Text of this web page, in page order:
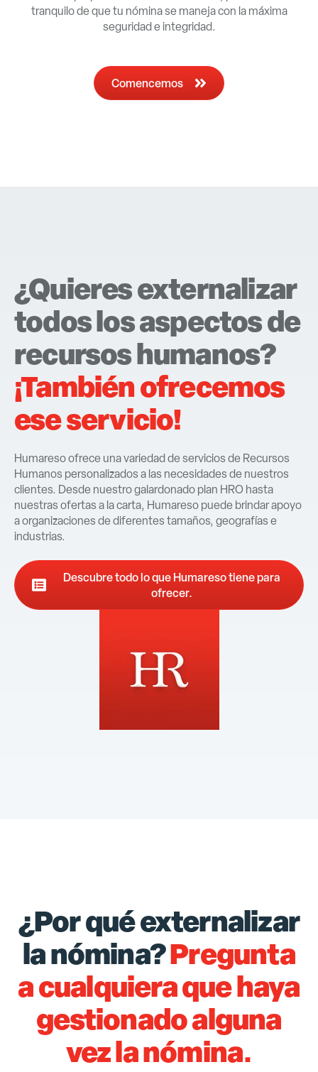
tranquilo de que tu nómina se maneja con la máxima
seguridad e integridad.
Comencemos
¿Quieres externalizar
todos los aspectos de
recursos humanos?
¡También ofrecemos
ese servicio!
Humareso ofrece una variedad de servicios de Recursos
Humanos personalizados a las necesidades de nuestros
clientes. Desde nuestro galardonado plan HRO hasta
nuestras ofertas a la carta, Humareso puede brindar apoyo
a organizaciones de diferentes tamaños, geografías e
industrias.
Descubre todo lo que Humareso tiene para
ofrecer.
¿Por qué externalizar
la nómina?Pregunta
a cualquiera que haya
gestionado alguna
vez la nómina.